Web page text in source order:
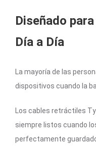
Diseñado
Día a Día
La mayoría de las
dispositivos cuando la
Los cables retráctiles
siempre listos cuando
perfectamente